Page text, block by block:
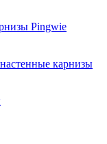
Pingwie
карнизы